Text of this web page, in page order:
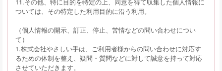
ついては、その特定した利用目的に沿う利用。
（個人情報の開示、訂正、停止、苦情などの問い合わせについ
て）
1.株式会社やさしい手は、ご利用者様からの問い合わせに対応す
るための体制を整え、疑問・質問などに対して誠意を持って対応
させていただきます。